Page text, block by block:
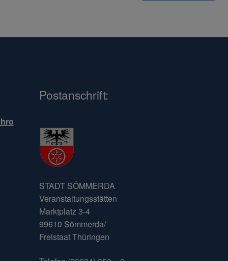
Postanschrift:
STADT SÖMMERDA
Veranstaltungsstätten
Marktplatz 3-4
99610 Sömmerda/
Freistaat Thüringen